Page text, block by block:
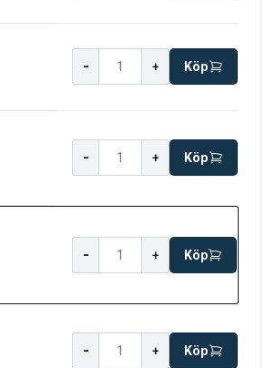
- + Köp
- + Köp
- + Köp
- + Köp